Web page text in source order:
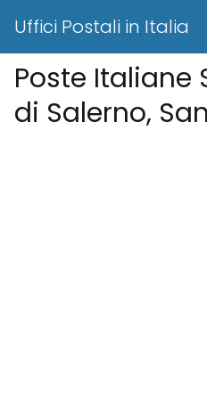
Uffici Postali in Italia
Poste Italiane
di Salerno,